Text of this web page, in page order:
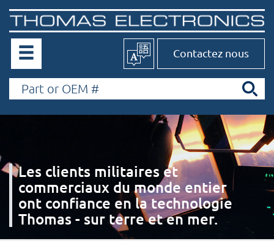
Contactez nous
Les clients militaires et
commerciaux du monde entier
ont confiance en la technologie
Thomas - sur terre et en mer.